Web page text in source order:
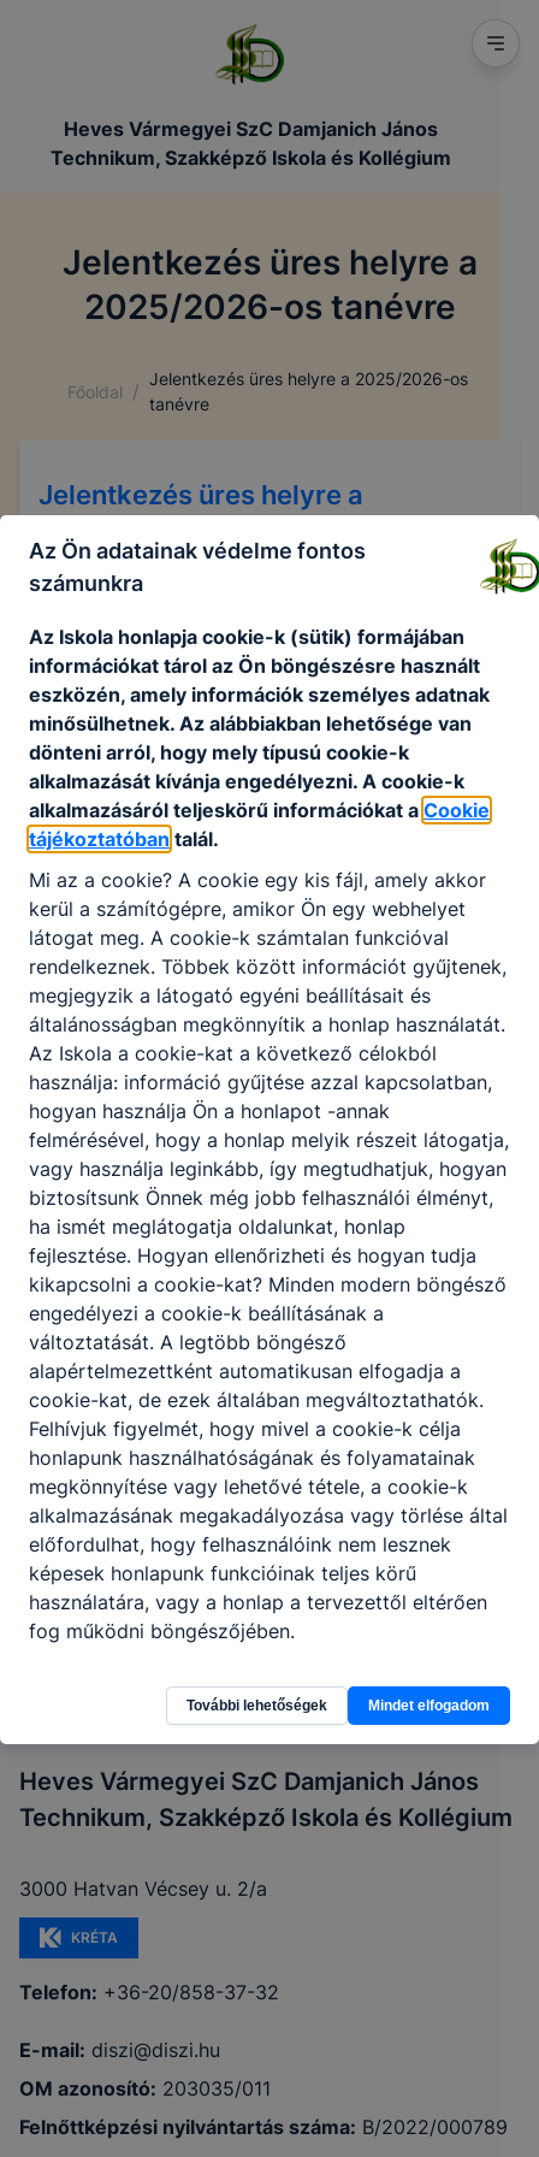
Heves Vármegyei SzC Damjanich János
Technikum, Szakképző Iskola és Kollégium
Jelentkezés üres helyre a
2025/2026-os tanévre
Főoldal /
Jelentkezés üres helyre a 2025/2026-os
tanévre
Jelentkezés üres helyre a
Jelentkezés üres helyre a 2025/2026-os tanévre
László Orsolya iskolatitkár
Telefonszám: +36 20 858 3733
Felvételi lehetőség tájékoztató
Letöltés
Jelentkezés
Letöltés
Partnereink
Heves Vármegyei SzC Damjanich János
Technikum, Szakképző Iskola és Kollégium
3000 Hatvan Vécsey u. 2/a
KRÉTA
Telefon: +36-20/858-37-32
E-mail: diszi@diszi.hu
OM azonosító: 203035/011
Felnőttképzési nyilvántartás száma: B/2022/000789
Az Ön adatainak védelme fontos
számunkra
Az Iskola honlapja cookie-k (sütik) formájában
információkat tárol az Ön böngészésre használt
eszközén, amely információk személyes adatnak
minősülhetnek. Az alábbiakban lehetősége van
dönteni arról, hogy mely típusú cookie-k
alkalmazását kívánja engedélyezni. A cookie-k
alkalmazásáról teljeskörű információkat a Cookie
tájékoztatóban talál.
Mi az a cookie? A cookie egy kis fájl, amely akkor
kerül a számítógépre, amikor Ön egy webhelyet
látogat meg. A cookie-k számtalan funkcióval
rendelkeznek. Többek között információt gyűjtenek,
megjegyzik a látogató egyéni beállításait és
általánosságban megkönnyítik a honlap használatát.
Az Iskola a cookie-kat a következő célokból
használja: információ gyűjtése azzal kapcsolatban,
hogyan használja Ön a honlapot -annak
felmérésével, hogy a honlap melyik részeit látogatja,
vagy használja leginkább, így megtudhatjuk, hogyan
biztosítsunk Önnek még jobb felhasználói élményt,
ha ismét meglátogatja oldalunkat, honlap
fejlesztése. Hogyan ellenőrizheti és hogyan tudja
kikapcsolni a cookie-kat? Minden modern böngésző
engedélyezi a cookie-k beállításának a
változtatását. A legtöbb böngésző
alapértelmezettként automatikusan elfogadja a
cookie-kat, de ezek általában megváltoztathatók.
Felhívjuk figyelmét, hogy mivel a cookie-k célja
honlapunk használhatóságának és folyamatainak
megkönnyítése vagy lehetővé tétele, a cookie-k
alkalmazásának megakadályozása vagy törlése által
előfordulhat, hogy felhasználóink nem lesznek
képesek honlapunk funkcióinak teljes körű
használatára, vagy a honlap a tervezettől eltérően
fog működni böngészőjében.
További lehetőségek Mindet elfogadom